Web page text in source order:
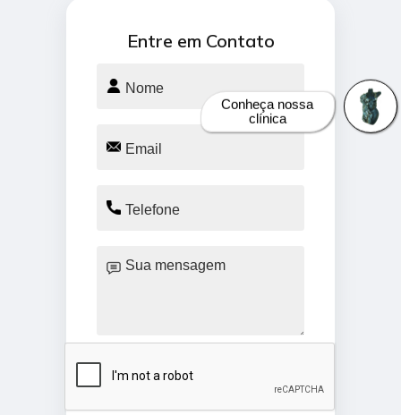
Entre em Contato
Conheça nossa
clínica